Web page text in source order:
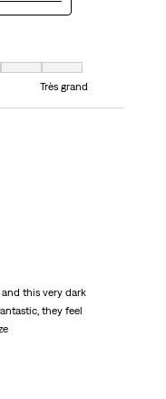
7 est égal à Très grand
Très grand
and this very dark
they feel